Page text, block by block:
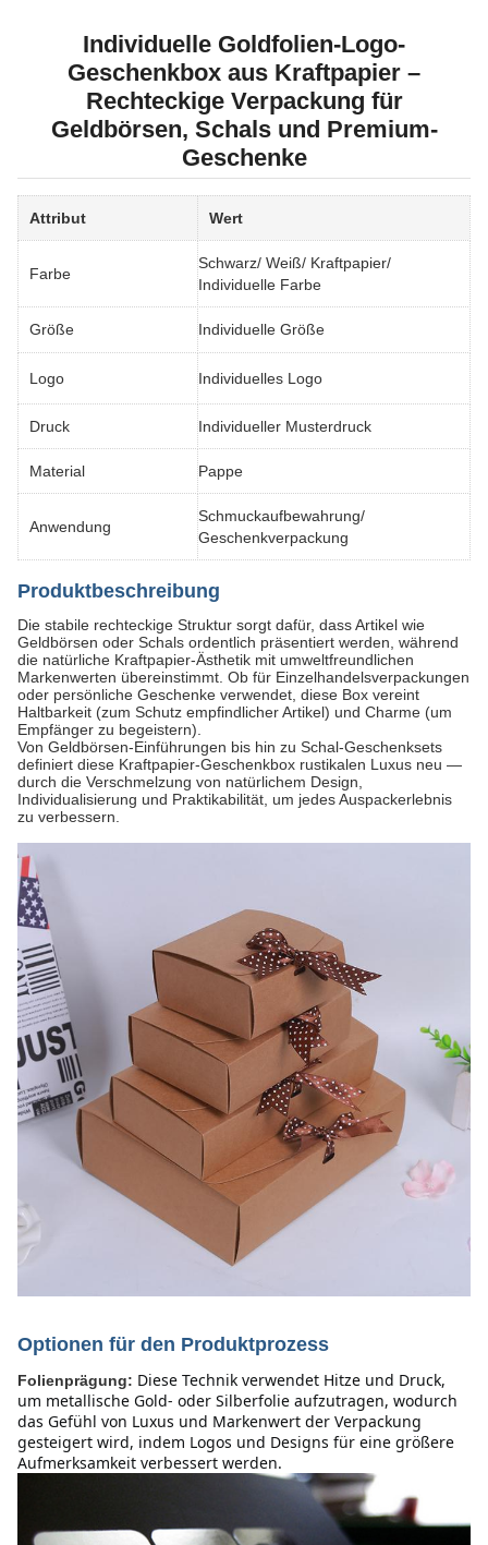
Individuelle Goldfolien-Logo-
Geschenkbox aus Kraftpapier –
Rechteckige Verpackung für
Geldbörsen, Schals und Premium-
Geschenke
Attribut Wert
Farbe
Schwarz/ Weiß/ Kraftpapier/
Individuelle Farbe
Größe Individuelle Größe
Logo Individuelles Logo
Druck Individueller Musterdruck
Material Pappe
Anwendung
Schmuckaufbewahrung/
Geschenkverpackung
Produktbeschreibung
Die stabile rechteckige Struktur sorgt dafür, dass Artikel wie
Geldbörsen oder Schals ordentlich präsentiert werden, während
die natürliche Kraftpapier-Ästhetik mit umweltfreundlichen
Markenwerten übereinstimmt. Ob für Einzelhandelsverpackungen
oder persönliche Geschenke verwendet, diese Box vereint
Haltbarkeit (zum Schutz empfindlicher Artikel) und Charme (um
Empfänger zu begeistern).
Von Geldbörsen-Einführungen bis hin zu Schal-Geschenksets
definiert diese Kraftpapier-Geschenkbox rustikalen Luxus neu —
durch die Verschmelzung von natürlichem Design,
Individualisierung und Praktikabilität, um jedes Auspackerlebnis
zu verbessern.
Optionen für den Produktprozess
Folienprägung: Diese Technik verwendet Hitze und Druck,
um metallische Gold- oder Silberfolie aufzutragen, wodurch
das Gefühl von Luxus und Markenwert der Verpackung
gesteigert wird, indem Logos und Designs für eine größere
Aufmerksamkeit verbessert werden.